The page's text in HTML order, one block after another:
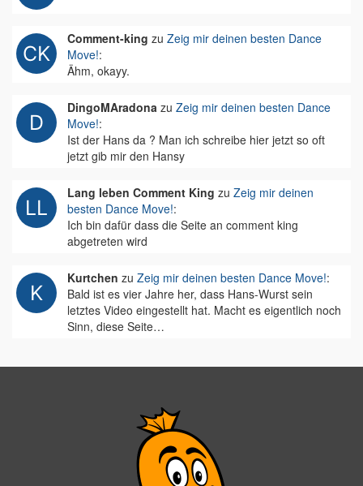
Comment-king zu Zeig mir deinen besten Dance
Move!:
Ähm, okayy.
DingoMAradona zu Zeig mir deinen besten Dance
Move!:
Ist der Hans da ? Man ich schreibe hier jetzt so oft
jetzt gib mir den Hansy
Lang leben Comment King zu Zeig mir deinen
besten Dance Move!:
Ich bin dafür dass die Seite an comment king
abgetreten wird
Kurtchen zu Zeig mir deinen besten Dance Move!:
Bald ist es vier Jahre her, dass Hans-Wurst sein
letztes Video eingestellt hat. Macht es eigentlich noch
Sinn, diese Seite…